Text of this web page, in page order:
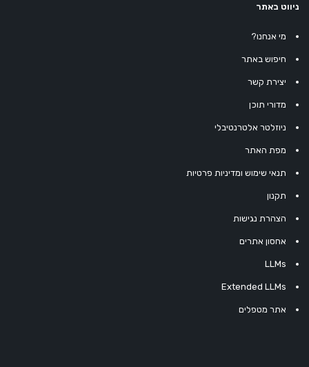
ניווט באתר
מי אנחנו?
חיפוש באתר
יצירת קשר
מדורי תוכן
ניוזלטר אלטרנטיבלי
מפת האתר
תנאי שימוש ומדיניות פרטיות
תקנון
הצהרת נגישות
אחסון אתרים
LLMs
Extended LLMs
אתר מטפלים